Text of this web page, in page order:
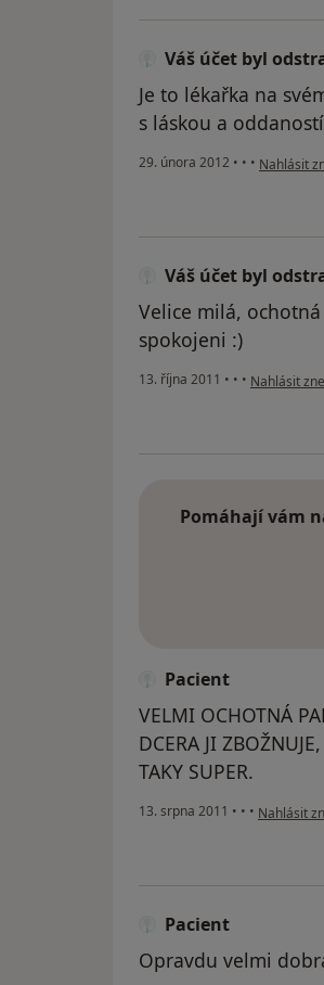
Váš účet byl
Je to lékařka na
s láskou a
29. února 2012 • • • podle
Nahlásit
Váš účet byl
Velice milá,
spokojeni :)
13. října 2011 • • • podle
Nahlásit
Pomáhají vám
Pacient
VELMI OCHOTNÁ
DCERA JI
TAKY SUPER.
13. srpna 2011 • • • podle
Nahlásit
Pacient
Opravdu velmi